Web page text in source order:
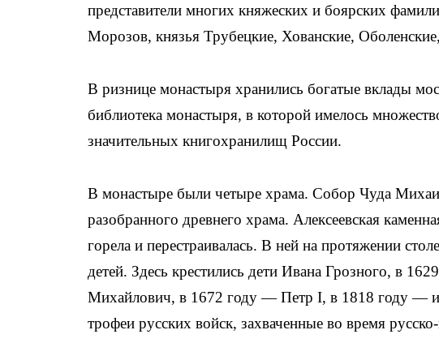
представители многих княжеских и боярских
Морозов, князья Трубецкие, Хованские,
В ризнице монастыря хранились богатые вклады
библиотека монастыря, в которой имелось
значительных книгохранилищ России.
В монастыре были четыре храма. Собор Чуда
разобранного древнего храма. Алексеевская
горела и перестраивалась. В ней на протяжении
детей. Здесь крестились дети Ивана Грозного, в
Михайлович, в 1672 году — Петр I, в 1818 году —
трофеи русских войск, захваченные во время